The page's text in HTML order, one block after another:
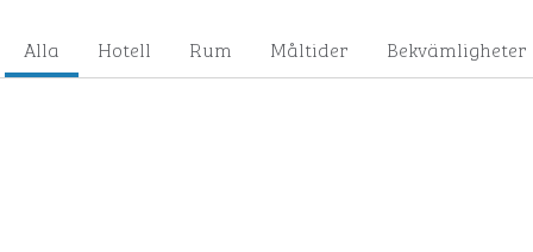
Alla Hotell Rum Måltider Bekvämligheter